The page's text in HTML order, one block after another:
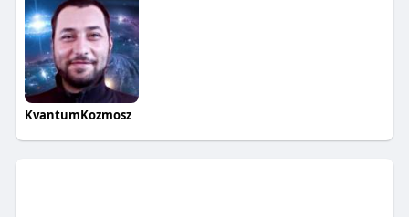
KvantumKozmosz